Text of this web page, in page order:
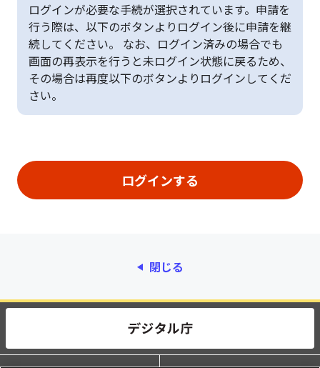
ログインが必要な手続が選択されています。申請を
行う際は、以下のボタンよりログイン後に申請を継
続してください。 なお、ログイン済みの場合でも
画面の再表示を行うと未ログイン状態に戻るため、
その場合は再度以下のボタンよりログインしてくだ
さい。
閉じる